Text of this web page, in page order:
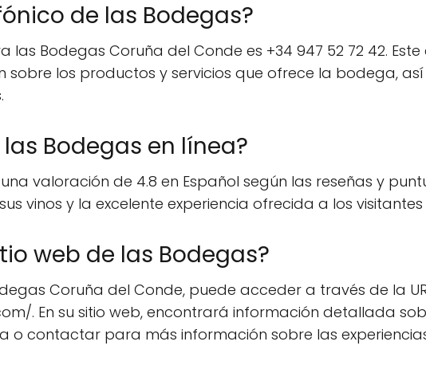
de las Bodegas?
Bodegas Coruña del Conde es +34 947 52 72 42.
sobre los productos y servicios que ofrece la bodega,
Bodegas en línea?
valoración de 4.8 en Español según las reseñas y
vinos y la excelente experiencia ofrecida a los visitantes
web de las Bodegas?
Coruña del Conde, puede acceder a través de la
. En su sitio web, encontrará información detallada
o contactar para más información sobre las